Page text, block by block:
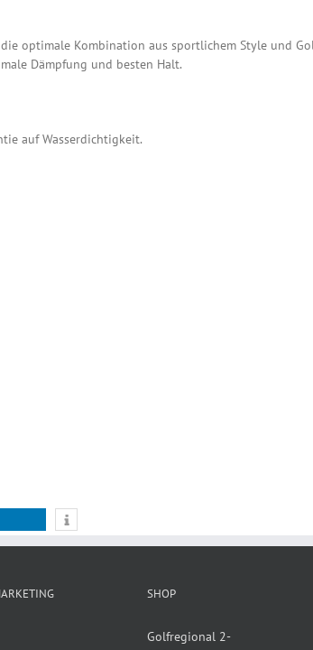
optimale Kombination aus sportlichem Style und
Dämpfung und besten Halt.
auf Wasserdichtigkeit.
SHOP
Golfregional 2-